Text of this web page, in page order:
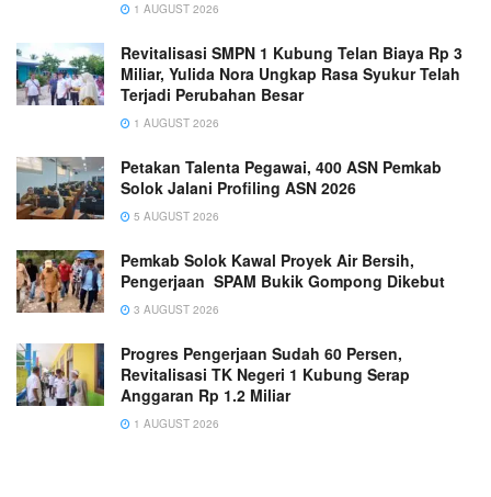
1 AUGUST 2026
Revitalisasi SMPN 1 Kubung Telan Biaya Rp 3
Miliar, Yulida Nora Ungkap Rasa Syukur Telah
Terjadi Perubahan Besar
1 AUGUST 2026
Petakan Talenta Pegawai, 400 ASN Pemkab
Solok Jalani Profiling ASN 2026
5 AUGUST 2026
Pemkab Solok Kawal Proyek Air Bersih,
Pengerjaan SPAM Bukik Gompong Dikebut
3 AUGUST 2026
Progres Pengerjaan Sudah 60 Persen,
Revitalisasi TK Negeri 1 Kubung Serap
Anggaran Rp 1.2 Miliar
1 AUGUST 2026